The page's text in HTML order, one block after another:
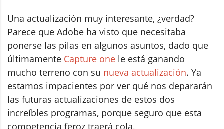
Una actualización muy interesante, ¿verdad?
Parece que Adobe ha visto que necesitaba
ponerse las pilas en algunos asuntos, dado que
últimamente Capture one le está ganando
mucho terreno con su nueva actualización. Ya
estamos impacientes por ver qué nos depararán
las futuras actualizaciones de estos dos
increíbles programas, porque seguro que esta
competencia feroz traerá cola.